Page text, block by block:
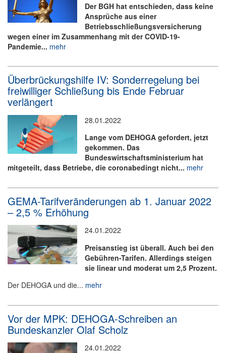
Der BGH hat entschieden, dass keine
Ansprüche aus einer
Betriebsschließungsversicherung
wegen einer im Zusammenhang mit der COVID-19-
Pandemie... mehr
Überbrückungshilfe IV: Sonderregelung bei
freiwilliger Schließung bis Ende Februar
verlängert
28.01.2022
Lange vom DEHOGA gefordert, jetzt
gekommen. Das
Bundeswirtschaftsministerium hat
mitgeteilt, dass Betriebe, die coronabedingt nicht... mehr
GEMA-Tarifveränderungen ab 1. Januar 2022
– 2,5 % Erhöhung
24.01.2022
Preisanstieg ist überall. Auch bei den
Gebühren-Tarifen. Allerdings steigen
sie linear und moderat um 2,5 Prozent.
Der DEHOGA und die... mehr
Vor der MPK: DEHOGA-Schreiben an
Bundeskanzler Olaf Scholz
24.01.2022